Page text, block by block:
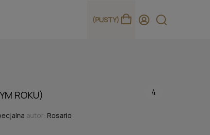
(PUSTY)
ROKU) 4
autor: Rosario